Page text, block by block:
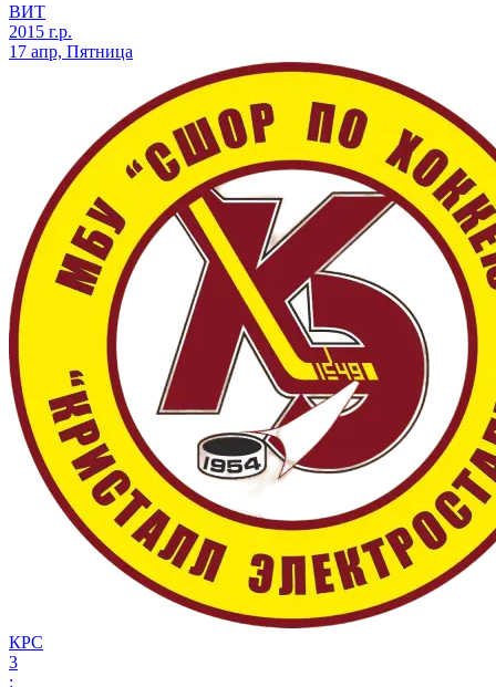
ВИТ
2015 г.р.
17 апр, Пятница
КРС
3
: